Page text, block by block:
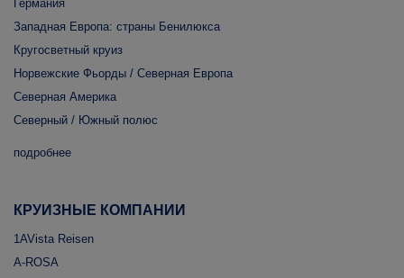
Германия
Западная Европа: страны Бенилюкса
Кругосветный круиз
Норвежские Фьорды / Северная Европа
Северная Америка
Северный / Южный полюс
подробнее
КРУИЗНЫЕ КОМПАНИИ
1AVista Reisen
A-ROSA